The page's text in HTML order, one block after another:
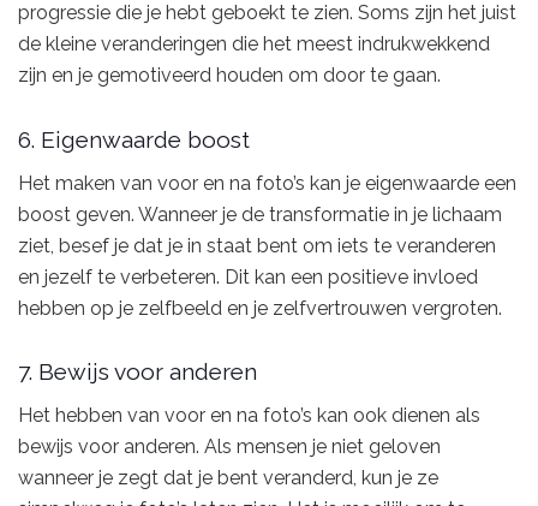
progressie die je hebt geboekt te zien. Soms zijn het juist
de kleine veranderingen die het meest indrukwekkend
zijn en je gemotiveerd houden om door te gaan.
6. Eigenwaarde boost
Het maken van voor en na foto’s kan je eigenwaarde een
boost geven. Wanneer je de transformatie in je lichaam
ziet, besef je dat je in staat bent om iets te veranderen
en jezelf te verbeteren. Dit kan een positieve invloed
hebben op je zelfbeeld en je zelfvertrouwen vergroten.
7. Bewijs voor anderen
Het hebben van voor en na foto’s kan ook dienen als
bewijs voor anderen. Als mensen je niet geloven
wanneer je zegt dat je bent veranderd, kun je ze